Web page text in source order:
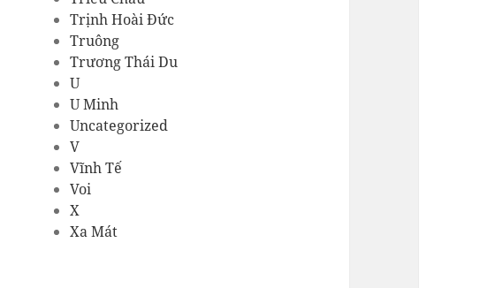
Trịnh Hoài Đức
Truông
Trương Thái Du
U
U Minh
Uncategorized
V
Vĩnh Tế
Voi
X
Xa Mát